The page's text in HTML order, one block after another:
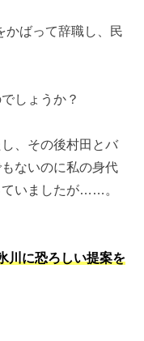
かばって辞職し、民
しょうか？
、その後村田とバ
ないのに私の身代
ていましたが……。
川に恐ろしい提案を